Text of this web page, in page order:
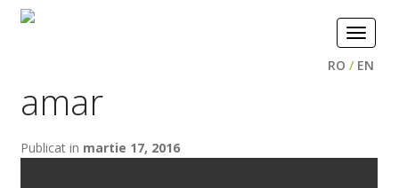
Toggle
RO / EN
amar
Publicat in martie 17, 2016